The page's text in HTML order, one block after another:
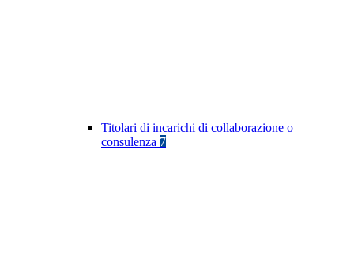
Titolari di incarichi di collaborazione o
consulenza 7